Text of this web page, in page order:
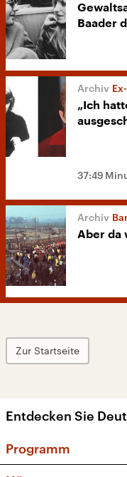
Baader
„Ich
37:49
Aber da
Zur Startseite
Entdecken Sie
Programm